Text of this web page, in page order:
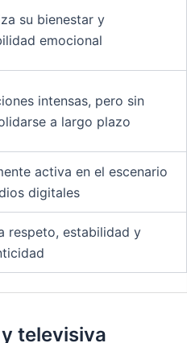
su bienestar y
emocional
intensas, pero sin
a largo plazo
activa en el escenario
digitales
respeto, estabilidad y
televisiva